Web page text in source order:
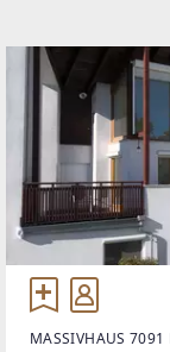
MASSIVHAUS 7091